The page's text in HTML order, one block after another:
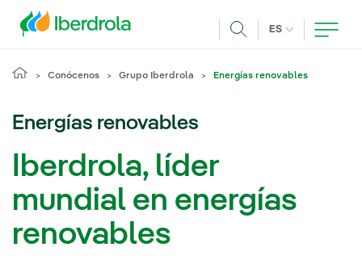
ES IDIOMA
Conócenos Grupo Iberdrola Energías renovables
Energías renovables
Iberdrola, líder
mundial en energías
renovables